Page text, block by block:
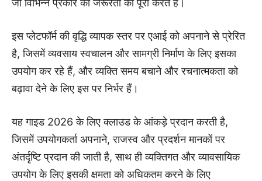
जो विभिन्न प्रकार की जरूरतों को पूरा करते हैं।
इस प्लेटफॉर्म की वृद्धि व्यापक स्तर पर एआई को अपनाने से प्रेरित
है, जिसमें व्यवसाय स्वचालन और सामग्री निर्माण के लिए इसका
उपयोग कर रहे हैं, और व्यक्ति समय बचाने और रचनात्मकता को
बढ़ावा देने के लिए इस पर निर्भर हैं।
यह गाइड 2026 के लिए क्लाउड के आंकड़े प्रदान करती है,
जिसमें उपयोगकर्ता अपनाने, राजस्व और प्रदर्शन मानकों पर
अंतर्दृष्टि प्रदान की जाती है, साथ ही व्यक्तिगत और व्यावसायिक
उपयोग के लिए इसकी क्षमता को अधिकतम करने के लिए